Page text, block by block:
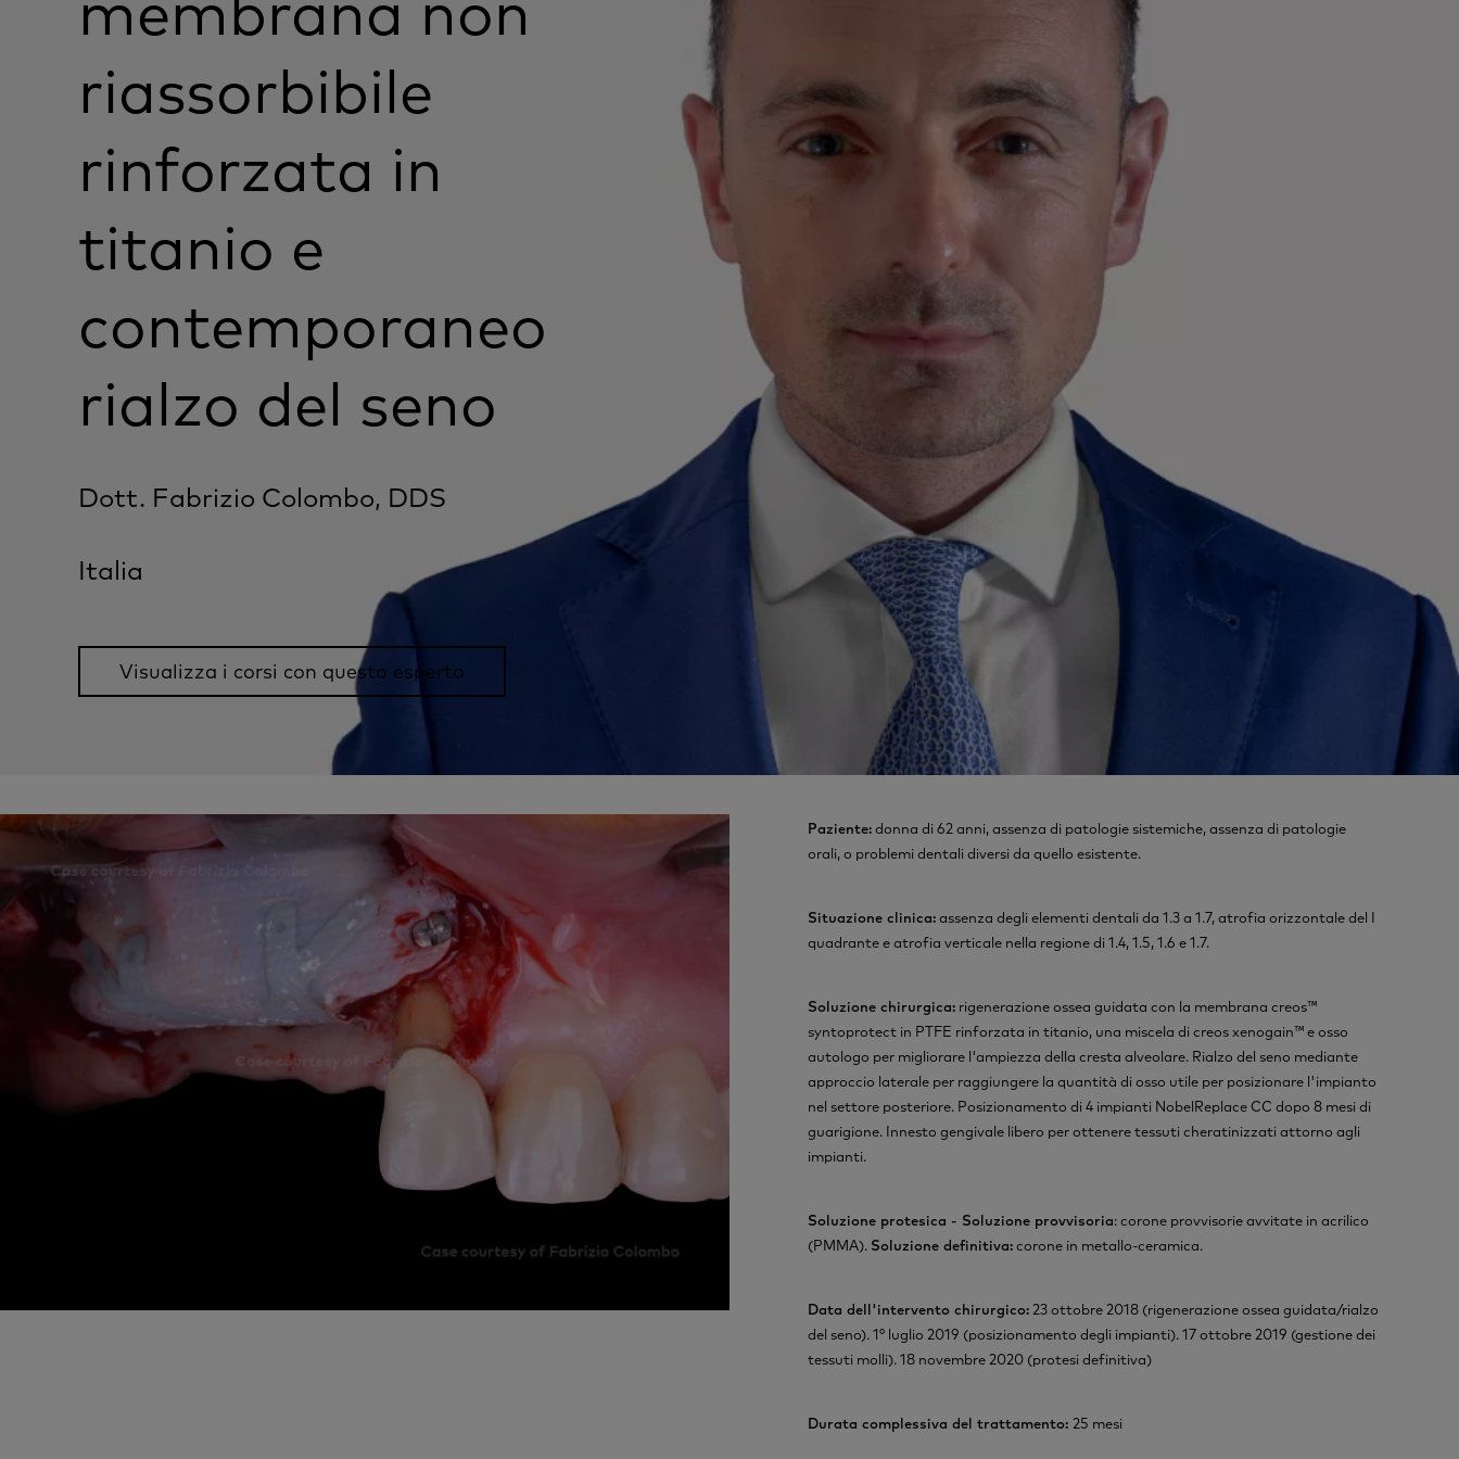
riassorbibile
rinforzata in
titanio e
contemporaneo
rialzo del seno
Dott. Fabrizio Colombo, DDS
Italia
Visualizza i corsi con questo esperto
Paziente:donna di 62 anni, assenza di patologie sistemiche, assenza di patologie
orali, o problemi dentali diversi da quello esistente.
Situazione clinica:assenza degli elementi dentali da 1.3 a 1.7, atrofia orizzontale del I
quadrante e atrofia verticale nella regione di 1.4, 1.5, 1.6 e 1.7.
Soluzione chirurgica: rigenerazione ossea guidata con la membrana creos™
syntoprotect in PTFE rinforzata in titanio, una miscela di creos xenogain™ e osso
autologo per migliorare l'ampiezza della cresta alveolare. Rialzo del seno mediante
approccio laterale per raggiungere la quantità di osso utile per posizionare l'impianto
nel settore posteriore. Posizionamento di 4 impianti NobelReplace CC dopo 8 mesi di
guarigione. Innesto gengivale libero per ottenere tessuti cheratinizzati attorno agli
impianti.
Soluzione protesica - Soluzione provvisoria: corone provvisorie avvitate in acrilico
(PMMA). Soluzione definitiva:corone in metallo-ceramica.
Data dell'intervento chirurgico:23 ottobre 2018 (rigenerazione ossea guidata/rialzo
del seno). 1° luglio 2019 (posizionamento degli impianti). 17 ottobre 2019 (gestione dei
tessuti molli). 18 novembre 2020 (protesi definitiva)
Durata complessiva del trattamento: 25 mesi